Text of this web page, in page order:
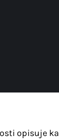
opisuje